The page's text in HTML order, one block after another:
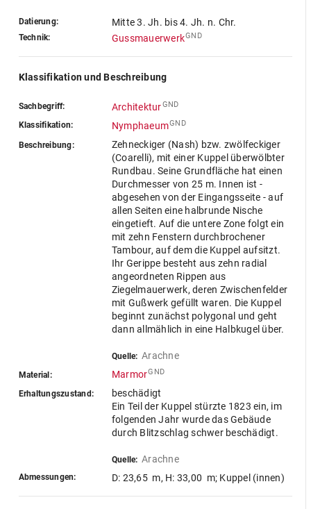
Datierung: Mitte 3. Jh. bis 4. Jh. n. Chr.
Technik: GussmauerwerkGND
Klassifikation und Beschreibung
Sachbegriff: ArchitekturGND
Klassifikation: NymphaeumGND
Beschreibung:
Zehneckiger (Nash) bzw. zwölfeckiger
(Coarelli), mit einer Kuppel überwölbter
Rundbau. Seine Grundfläche hat einen
Durchmesser von 25 m. Innen ist -
abgesehen von der Eingangsseite - auf
allen Seiten eine halbrunde Nische
eingetieft. Auf die untere Zone folgt ein
mit zehn Fenstern durchbrochener
Tambour, auf dem die Kuppel aufsitzt.
Ihr Gerippe besteht aus zehn radial
angeordneten Rippen aus
Ziegelmauerwerk, deren Zwischenfelder
mit Gußwerk gefüllt waren. Die Kuppel
beginnt zunächst polygonal und geht
dann allmählich in eine Halbkugel über.
Quelle: Arachne
Material: MarmorGND
Erhaltungszustand:
beschädigt
Ein Teil der Kuppel stürzte 1823 ein, im
folgenden Jahr wurde das Gebäude
durch Blitzschlag schwer beschädigt.
Quelle: Arachne
Abmessungen: D: 23,65 m, H: 33,00 m; Kuppel (innen)